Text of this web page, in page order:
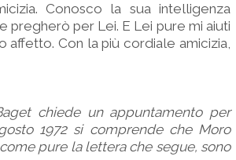
Conosco la sua intelligenza
pregherò per Lei. E Lei pure mi aiuti
affetto. Con la più cordiale amicizia,
chiede un appuntamento per
1972 si comprende che Moro
pure la lettera che segue, sono